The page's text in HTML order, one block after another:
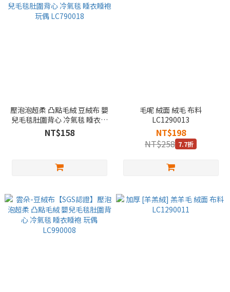
壓泡泡超柔 凸點毛絨 豆絨布 嬰
兒毛毯肚圍背心 冷氣毯 睡衣睡
袍 玩偶 LC790018
NT$158
毛呢 絨面 絨毛 布料
LC1290013
NT$198
NT$258 7.7折